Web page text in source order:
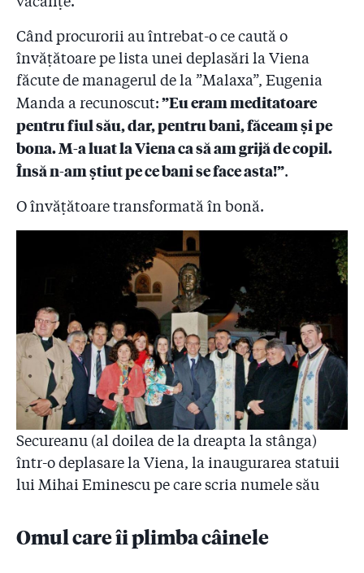
5.19
”Conferențiarul doctor” Secureanu nu dă cu anii pe la
Atunci cînd studentele s-au revoltat le-a spus: ”Poate
vă treziți cu niște țigani la ușă!”
5.20
Universitatea ”Titu Maiorescu” anunță că-l dă afară
pe Secureanu! Urs: ”Nu venea la cursuri, am început
demersurile de cîteva săptămîni”
5.21
Secureanu și-a pus fata pe listele romilor pentru că-și
dorea să intre la un liceu de top din București! ”A
5.22
Juniorul Mircea Oprescu stăpînește afacerile de la
spitalele Malaxa și Sf. Maria! Secureanu: ”Iar a venit
băiatul cu pantaloni roz la mine pentru contracte!”
Noventis este firma care le-a plătit lui Secureanu şi
apropiaţilor 470 de deplasări şi concedii!
5.24
Întîlnire Secureanu - Armeanu, omul lui Firea, înainte
de investigație. Directorul PSD din Primărie: ”Nu i-am
cerut nimic!”
Firea l-a pus pe Armeanu, un manager PSD căruia
justiția i-a interzis să conducă un singur spital, să
coordoneze 19 spitale din București, cu buget anual
de 1 miliard de lei!
bucătăria de 100.000 de euro în fața lui Secureanu".
Un consilier PNL înregistrat cînd povestește cum a
Când procurorii au întrebat-o ce caută o
învățătoare pe lista unei deplasări la Viena
făcute de managerul de la ”Malaxa”, Eugenia
Manda a recunoscut:”Eu eram meditatoare
pentru fiul său, dar, pentru bani, făceam și pe
bona. M-a luat la Viena ca să am grijă de copil.
Însă n-am știut pe ce bani se face asta!”.
O învățătoare transformată în bonă.
Secureanu (al doilea de la dreapta la stânga)
într-o deplasare la Viena, la inaugurarea statuii
lui Mihai Eminescu pe care scria numele său
Omul care îi plimba câinele